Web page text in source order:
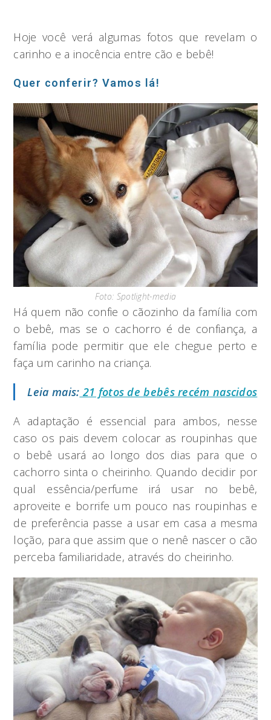
Hoje você verá algumas fotos que revelam o
carinho e a inocência entre cão e bebê!
Quer conferir? Vamos lá!
Foto: Spotlight-media
Há quem não confie o cãozinho da família com
o bebê, mas se o cachorro é de confiança, a
família pode permitir que ele chegue perto e
faça um carinho na criança.
Leia mais: 21 fotos de bebês recém nascidos
A adaptação é essencial para ambos, nesse
caso os pais devem colocar as roupinhas que
o bebê usará ao longo dos dias para que o
cachorro sinta o cheirinho. Quando decidir por
qual essência/perfume irá usar no bebê,
aproveite e borrife um pouco nas roupinhas e
de preferência passe a usar em casa a mesma
loção, para que assim que o nenê nascer o cão
perceba familiaridade, através do cheirinho.